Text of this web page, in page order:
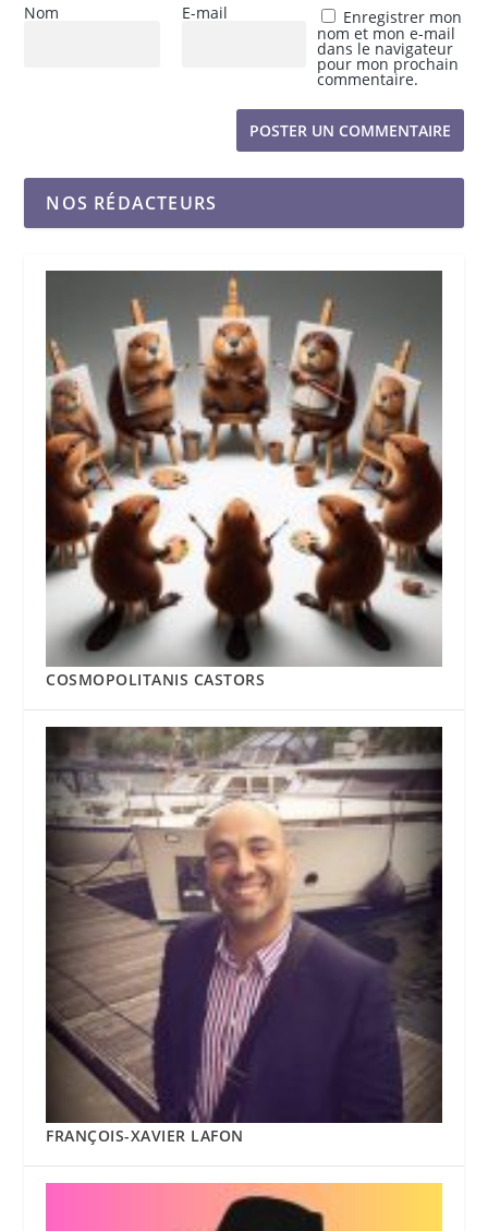
Nom E-mail Enregistrer mon
nom et mon e-mail
dans le navigateur
pour mon prochain
commentaire.
NOS RÉDACTEURS
COSMOPOLITANIS CASTORS
FRANÇOIS-XAVIER LAFON